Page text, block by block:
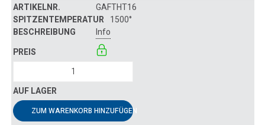
GAFTHT16
1500°
Info
ZUM WARENKORB HINZUFÜGEN